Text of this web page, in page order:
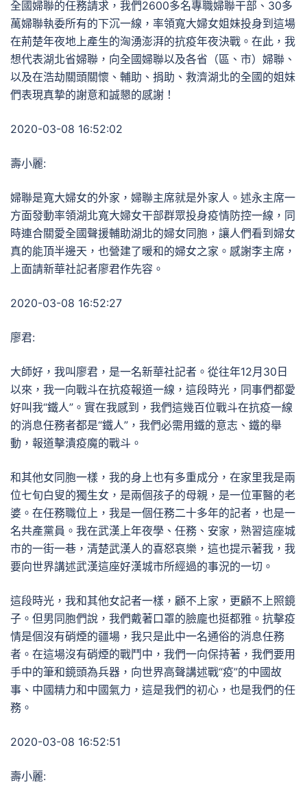
全國婦聯的任務請求，我們2600多名專職婦聯干部、30多
萬婦聯執委所有的下沉一線，率領寬大婦女姐妹投身到這場
在荊楚年夜地上產生的洶湧澎湃的抗疫年夜決戰。在此，我
想代表湖北省婦聯，向全國婦聯以及各省（區、市）婦聯、
以及在浩劫關頭關懷、輔助、捐助、救濟湖北的全國的姐妹
們表現真摯的謝意和誠懇的感謝！
2020-03-08 16:52:02
壽小麗:
婦聯是寬大婦女的外家，婦聯主席就是外家人。述永主席一
方面發動率領湖北寬大婦女干部群眾投身疫情防控一線，同
時連合關愛全國聲援輔助湖北的婦女同胞，讓人們看到婦女
真的能頂半邊天，也營建了暖和的婦女之家。感謝李主席，
上面請新華社記者廖君作先容。
2020-03-08 16:52:27
廖君:
大師好，我叫廖君，是一名新華社記者。從往年12月30日
以來，我一向戰斗在抗疫報道一線，這段時光，同事們都愛
好叫我“鐵人”。實在我感到，我們這幾百位戰斗在抗疫一線
的消息任務者都是“鐵人”，我們必需用鐵的意志、鐵的舉
動，報道擊潰疫魔的戰斗。
和其他女同胞一樣，我的身上也有多重成分，在家里我是兩
位七旬白叟的獨生女，是兩個孩子的母親，是一位軍醫的老
婆。在任務職位上，我是一個任務二十多年的記者，也是一
名共產黨員。我在武漢上年夜學、任務、安家，熟習這座城
市的一街一巷，清楚武漢人的喜怒哀樂，這也提示著我，我
要向世界講述武漢這座好漢城市所經過的事況的一切。
這段時光，我和其他女記者一樣，顧不上家，更顧不上照鏡
子。但男同胞們說，我們戴著口罩的臉龐也挺都雅。抗擊疫
情是個沒有硝煙的疆場，我只是此中一名通俗的消息任務
者。在這場沒有硝煙的戰鬥中，我們一向保持著，我們要用
手中的筆和鏡頭為兵器，向世界高聲講述戰“疫”的中國故
事、中國精力和中國氣力，這是我們的初心，也是我們的任
務。
2020-03-08 16:52:51
壽小麗: